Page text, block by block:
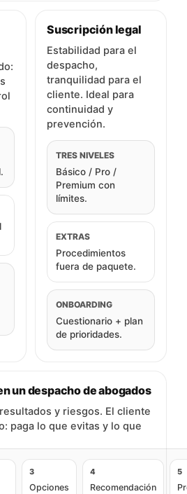
Suscripción legal
Estabilidad para el
despacho,
tranquilidad para el
cliente. Ideal para
continuidad y
prevención.
TRES NIVELES
Básico / Pro /
Premium con
límites.
EXTRAS
Procedimientos
fuera de paquete.
ONBOARDING
Cuestionario + plan
de prioridades.
un despacho de abogados
y riesgos. El cliente
paga lo que evitas y lo que
3
Opciones
4
Recomendación
5